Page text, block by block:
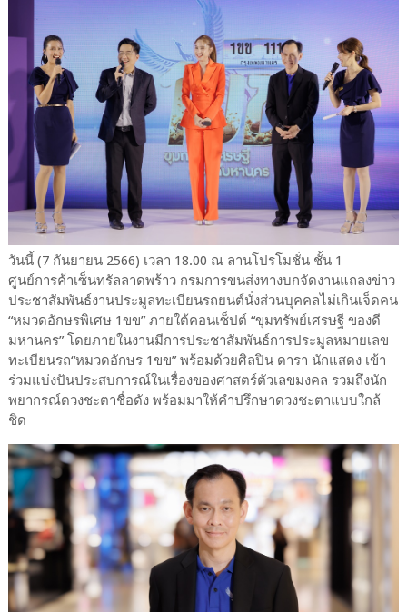
วันนี้ (7 กันยายน 2566) เวลา 18.00 ณ ลานโปรโมชั่น ชั้น 1
ศูนย์การค้าเซ็นทรัลลาดพร้าว กรมการขนส่งทางบกจัดงานแถลงข่าว
ประชาสัมพันธ์งานประมูลทะเบียนรถยนต์นั่งส่วนบุคคลไม่เกินเจ็ดคน
“หมวดอักษรพิเศษ 1ขข” ภายใต้คอนเซ็ปต์ “ขุมทรัพย์เศรษฐี ของดี
มหานคร” โดยภายในงานมีการประชาสัมพันธ์การประมูลหมายเลข
ทะเบียนรถ“หมวดอักษร 1ขข” พร้อมด้วยศิลปิน ดารา นักแสดง เข้า
ร่วมแบ่งปันประสบการณ์ในเรื่องของศาสตร์ตัวเลขมงคล รวมถึงนัก
พยากรณ์ดวงชะตาชื่อดัง พร้อมมาให้คำปรึกษาดวงชะตาแบบใกล้
ชิด